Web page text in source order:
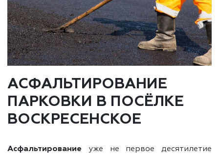
АСФАЛЬТИРОВАНИЕ
ПАРКОВКИ В ПОСЁЛКЕ
ВОСКРЕСЕНСКОЕ
Асфальтирование уже не первое десятилетие